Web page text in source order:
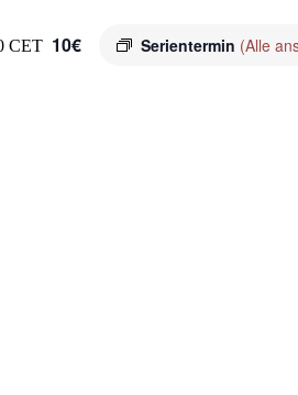
CET Serientermin (Alle
10€